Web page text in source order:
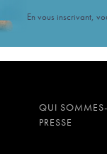
En vous inscrivant,
QUI
PRESSE